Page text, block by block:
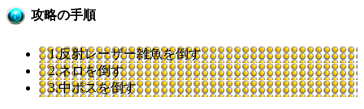
攻略の手順
1.反射レーザー雑魚を倒す
2.ネロを倒す
3.中ボスを倒す